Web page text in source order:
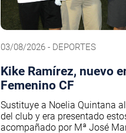
03/08/2026 - DEPORTES
Kike Ramírez, nuevo
Femenino CF
Sustituye a Noelia Quintana
del club y era presentado
acompañado por Mª José